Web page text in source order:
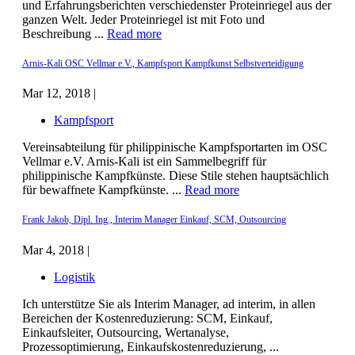
und Erfahrungsberichten verschiedenster Proteinriegel aus der
ganzen Welt. Jeder Proteinriegel ist mit Foto und
Beschreibung ... Read more
Arnis-Kali OSC Vellmar e.V., Kampfsport Kampfkunst Selbstverteidigung
Mar 12, 2018 |
Kampfsport
Vereinsabteilung für philippinische Kampfsportarten im OSC
Vellmar e.V. Arnis-Kali ist ein Sammelbegriff für
philippinische Kampfkünste. Diese Stile stehen hauptsächlich
für bewaffnete Kampfkünste. ... Read more
Frank Jakob, Dipl. Ing., Interim Manager Einkauf, SCM, Outsourcing
Mar 4, 2018 |
Logistik
Ich unterstütze Sie als Interim Manager, ad interim, in allen
Bereichen der Kostenreduzierung: SCM, Einkauf,
Einkaufsleiter, Outsourcing, Wertanalyse,
Prozessoptimierung, Einkaufskostenreduzierung, ...